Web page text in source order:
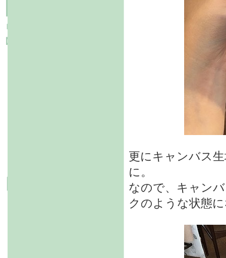
更にキャンバス
に。
なので、キャン
クのような状態